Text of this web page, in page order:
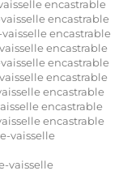
vaisselle encastrable
encastrable
vaisselle encastrable
encastrable
encastrable
encastrable
encastrable
encastrable
encastrable
vaisselle
vaisselle